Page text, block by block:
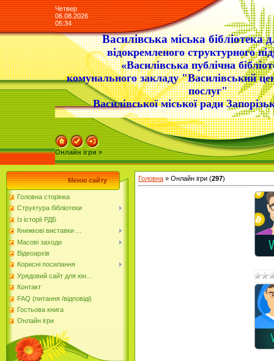
Четвер
06.08.2026
05:34
Василівська міська бібліотека
відокремленого структурного
«Василівська публічна
комунального закладу "Василівський
послуг"
Василівської міської ради
Онлайн ігри »
Меню сайту
Головна сторінка
Структура бібліотеки
Із історії РДБ
Книжкові виставки ...
Масові заходи
Відеоархів
Корисні посилання
Урядовий сайт для юн...
Контакт
FAQ (питання /відповіді)
Гостьова книга
Онлайн ігри
Головна » Онлайн ігри (297)